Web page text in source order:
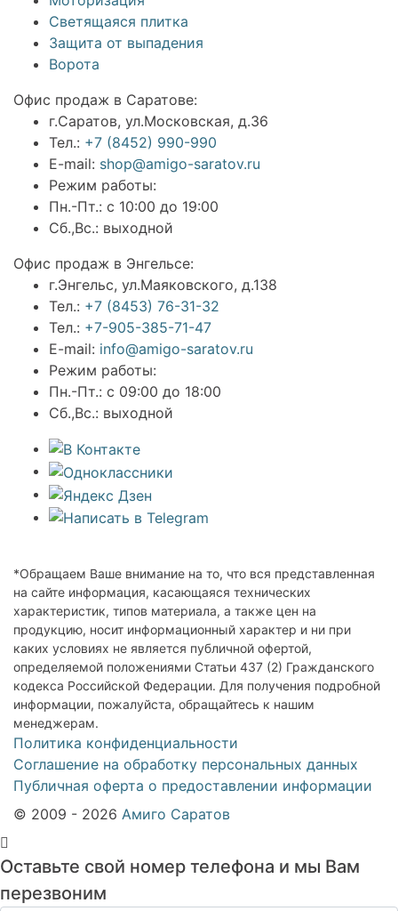
Светящаяся плитка
Защита от выпадения
Ворота
Офис продаж в Саратове:
г.Саратов, ул.Московская, д.36
Тел.: +7 (8452) 990-990
E-mail: shop@amigo-saratov.ru
Режим работы:
Пн.-Пт.: с 10:00 до 19:00
Сб.,Вс.: выходной
Офис продаж в Энгельсе:
г.Энгельс, ул.Маяковского, д.138
Тел.: +7 (8453) 76-31-32
Тел.: +7-905-385-71-47
E-mail: info@amigo-saratov.ru
Режим работы:
Пн.-Пт.: с 09:00 до 18:00
Сб.,Вс.: выходной
*Обращаем Ваше внимание на то, что вся представленная
на сайте информация, касающаяся технических
характеристик, типов материала, а также цен на
продукцию, носит информационный характер и ни при
каких условиях не является публичной офертой,
определяемой положениями Статьи 437 (2) Гражданского
кодекса Российской Федерации. Для получения подробной
информации, пожалуйста, обращайтесь к нашим
менеджерам.
Политика конфиденциальности
Соглашение на обработку персональных данных
Публичная оферта о предоставлении информации
© 2009 - 2026 Амиго Саратов
Оставьте свой номер телефона и мы Вам
перезвоним